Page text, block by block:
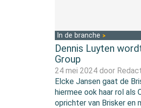
In de branche
Dennis Luyten
Group
24 mei 2024 door
Elcke Jansen gaat de
hiermee ook haar rol als
oprichter van Brisker en